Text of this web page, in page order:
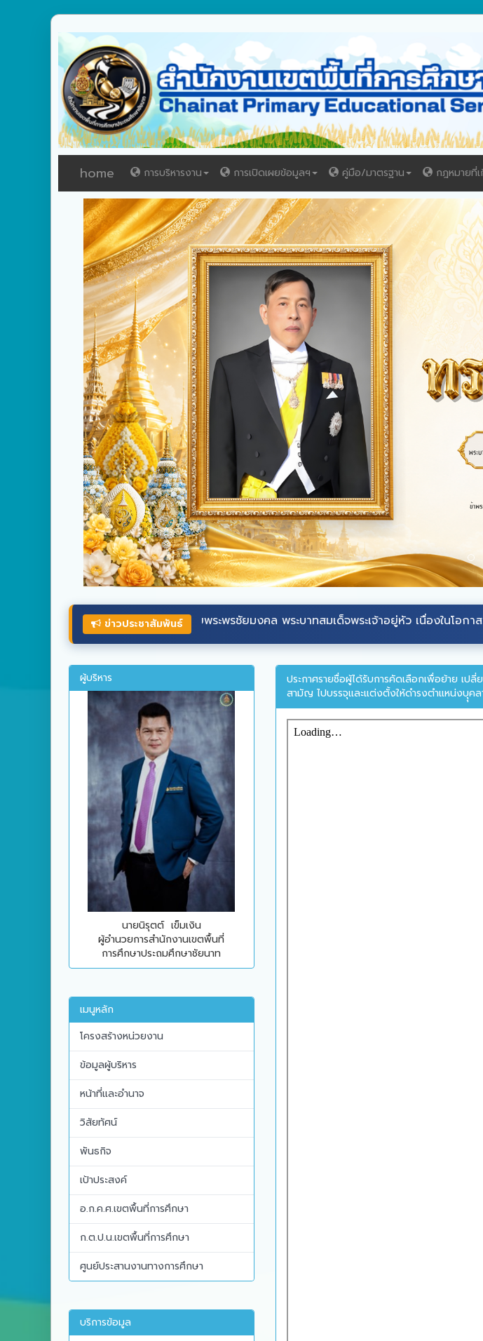
home การบริหารงาน การเปิดเผยข้อมูลฯ คู่มือ/มาตรฐาน กฎหมายที่
ข่าวประชาสัมพันธ์
ร่วมลงนามถวายพระพรชัยมงคลพระบาทสมเด็จพระเจ้าอยู่หัวเนื่องในโอกาสวันเฉลิมพร
ผู้บริหาร
นายนิรุตต์ เข็มเงิน
ผู้อำนวยการสำนักงานเขตพื้นที่
การศึกษาประถมศึกษาชัยนาท
เมนูหลัก
โครงสร้างหน่วยงาน
ข้อมูลผู้บริหาร
หน้าที่และอำนาจ
วิสัยทัศน์
พันธกิจ
เป้าประสงค์
อ.ก.ค.ศ.เขตพื้นที่การศึกษา
ก.ต.ป.น.เขตพื้นที่การศึกษา
ศูนย์ประสานงานทางการศึกษา
บริการข้อมูล
ประกาศรายชื่อผู้ได้รับการคัดเลือกเพื่อย้าย เปลี่
สามัญ ไปบรรจุและแต่งตั้งให้ดำรงตำแหน่งบุุค